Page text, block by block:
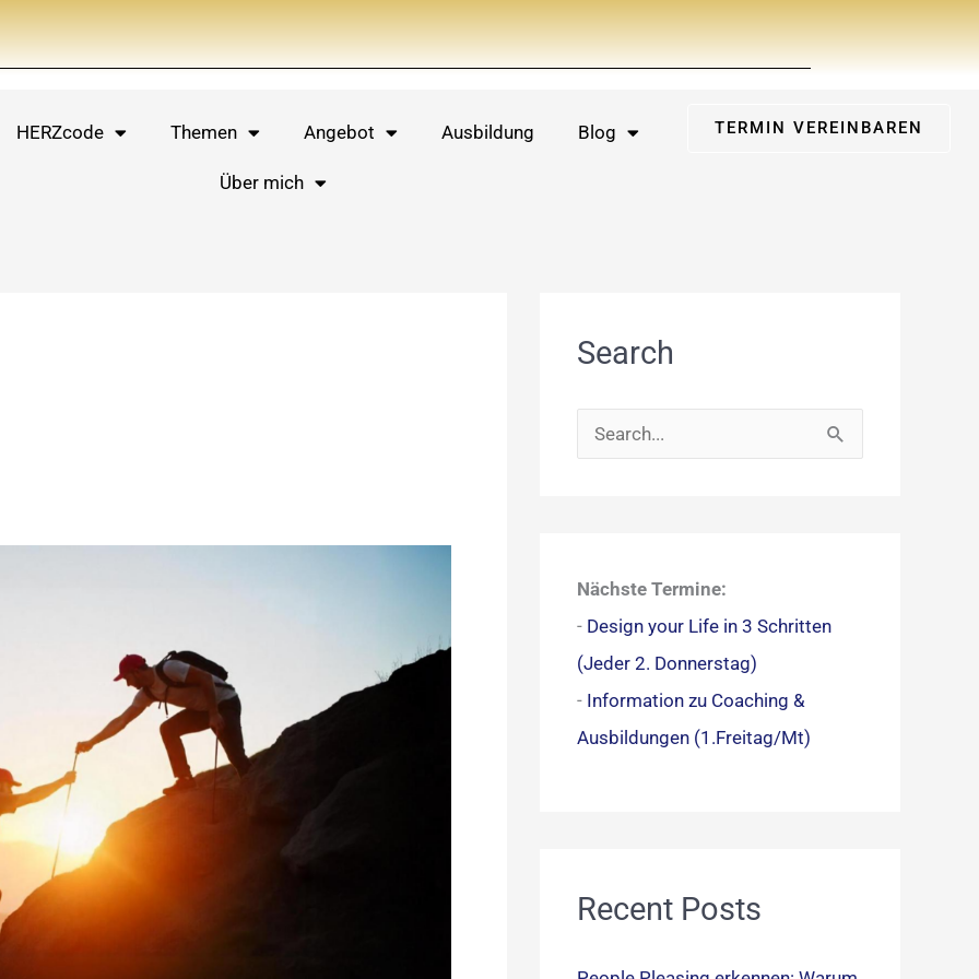
HERZcode Themen Angebot Ausbildung Blog
Über mich
TERMIN VEREINBAREN
Search
e
n
n
a
c
Nächste Termine:
- Design your Life in 3 Schritten
(Jeder 2. Donnerstag)
- Information zu Coaching &
Ausbildungen (1.Freitag/Mt)
Recent Posts